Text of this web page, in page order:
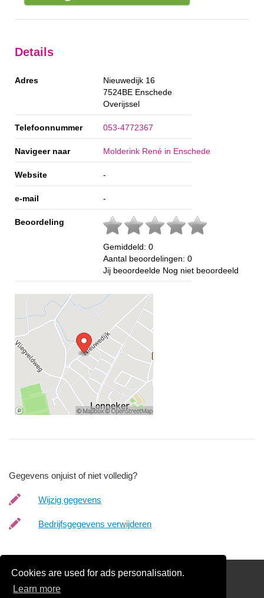
Cookies are used for ads personalisation.
Learn more
Details
Adres
Nieuwedijk 16
7524BE Enschede
Overijssel
Telefoonnummer 053-4772367
Navigeer naar Molderink René in Enschede
Website -
e-mail -
Beoordeling
Gemiddeld: 0
Aantal beoordelingen: 0
Jij beoordeelde Nog niet beoordeeld
Gegevens onjuist of niet volledig?
Wijzig gegevens
Bedrijfsgegevens verwijderen
Schilder Offerte Aanvragen
links